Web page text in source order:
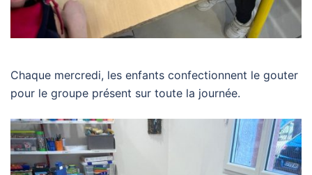
Chaque mercredi, les enfants confectionnent le gouter
pour le groupe présent sur toute la journée.